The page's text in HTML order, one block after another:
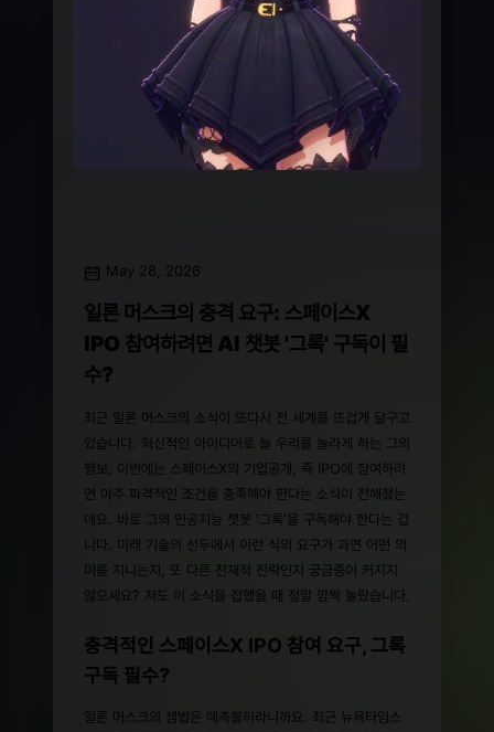
May 28, 2026
일론 머스크의 충격 요구: 스페이스X
IPO 참여하려면 AI 챗봇 '그록' 구독이 필
수?
최근 일론 머스크의 소식이 또다시 전 세계를 뜨겁게 달구고
있습니다. 혁신적인 아이디어로 늘 우리를 놀라게 하는 그의
행보, 이번에는 스페이스X의 기업공개, 즉 IPO에 참여하려
면 아주 파격적인 조건을 충족해야 한다는 소식이 전해졌는
데요. 바로 그의 인공지능 챗봇 '그록'을 구독해야 한다는 겁
니다. 미래 기술의 선두에서 이런 식의 요구가 과연 어떤 의
미를 지니는지, 또 다른 천재적 전략인지 궁금증이 커지지
않으세요? 저도 이 소식을 접했을 때 정말 깜짝 놀랐습니다.
충격적인 스페이스X IPO 참여 요구, 그록
구독 필수?
일론 머스크의 셈법은 예측불허라니까요. 최근 뉴욕타임스